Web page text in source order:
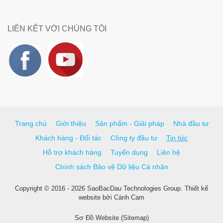
LIÊN KẾT VỚI CHÚNG TÔI
Trang chủ Giới thiệu Sản phẩm - Giải pháp
Nhà đầu tư
Khách hàng - Đối tác
Công ty đầu tư
Tin tức
Hỗ trợ khách hàng
Tuyển dụng
Liên hệ
Chính sách Bảo vệ Dữ liệu Cá nhân
Copyright © 2016 - 2026 SaoBacDau Technologies Group. Thiết kế
website bởi Cánh Cam
Sơ Đồ Website (Sitemap)